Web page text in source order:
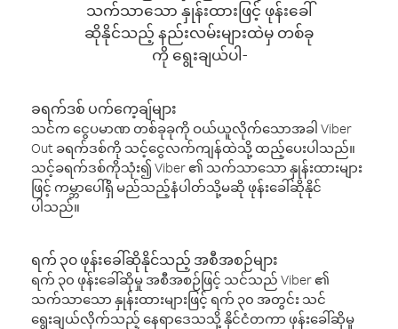
သက်သာသော နှုန်းထားဖြင့် ဖုန်းခေါ်
ဆိုနိုင်သည့် နည်းလမ်းများထဲမှ တစ်ခု
ကို ရွေးချယ်ပါ-
ခရက်ဒစ် ပက်ကေ့ချ်များ
သင်က ငွေပမာဏ တစ်ခုခုကို ဝယ်ယူလိုက်သောအခါ Viber
Out ခရက်ဒစ်ကို သင့်ငွေလက်ကျန်ထဲသို့ ထည့်ပေးပါသည်။
သင့်ခရက်ဒစ်ကိုသုံး၍ Viber ၏ သက်သာသော နှုန်းထားများ
ဖြင့် ကမ္ဘာပေါ်ရှိ မည်သည့်နံပါတ်သို့မဆို ဖုန်းခေါ်ဆိုနိုင်
ပါသည်။
ရက် ၃၀ ဖုန်းခေါ်ဆိုနိုင်သည့် အစီအစဉ်များ
ရက် ၃၀ ဖုန်းခေါ်ဆိုမှု အစီအစဉ်ဖြင့် သင်သည် Viber ၏
သက်သာသော နှုန်းထားများဖြင့် ရက် ၃၀ အတွင်း သင်
ရွေးချယ်လိုက်သည့် နေရာဒေသသို့ နိုင်ငံတကာ ဖုန်းခေါ်ဆိုမှု